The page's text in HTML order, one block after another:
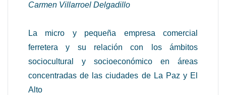
Carmen Villarroel Delgadillo
La micro y pequeña empresa comercial
ferretera y su relación con los ámbitos
sociocultural y socioeconómico en áreas
concentradas de las ciudades de La Paz y El
Alto